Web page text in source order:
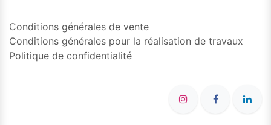
Conditions générales de vente
Conditions générales pour la réalisation de travaux
Politique de confidentialité